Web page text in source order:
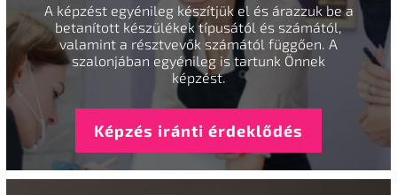
A képzést egyénileg készítjük el és árazzuk be a
betanított készülékek típusától és számától,
valamint a résztvevők számától függően. A
szalonjában egyénileg is tartunk Önnek
képzést.
Képzés iránti érdeklődés